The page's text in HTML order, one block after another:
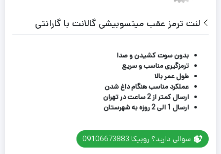
لنت ترمز عقب میتسوبیشی گالانت با گارانتی
بدون سوت کشیدن و صدا
ترمزگیری مناسب و سریع
طول عمر بالا
عملکرد مناسب هنگام داغ شدن
ارسال کمتر از 2 ساعت در تهران
ارسال 1 الی 2 روزه به شهرستان
سوالی دارید؟ روبیکا 09106673883